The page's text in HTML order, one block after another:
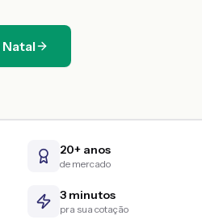
Natal
20+ anos
de mercado
3 minutos
pra sua cotação